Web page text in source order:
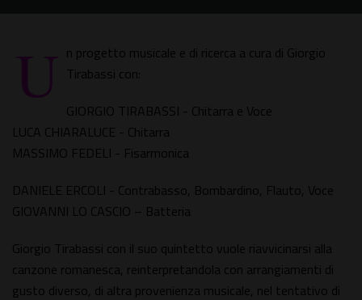
U n progetto musicale e di ricerca a cura di Giorgio
Tirabassi con:
GIORGIO TIRABASSI - Chitarra e Voce
LUCA CHIARALUCE - Chitarra
MASSIMO FEDELI - Fisarmonica
DANIELE ERCOLI - Contrabasso, Bombardino, Flauto, Voce
GIOVANNI LO CASCIO – Batteria
Giorgio Tirabassi con il suo quintetto vuole riavvicinarsi alla
canzone romanesca, reinterpretandola con arrangiamenti di
gusto diverso, di altra provenienza musicale, nel tentativo di